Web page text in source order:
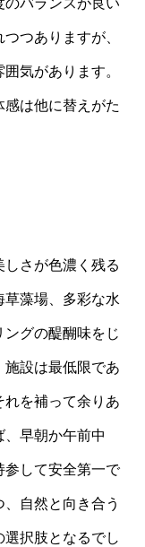
つありますが、
気があります。
感は他に替えがた
さが色濃く残る
草藻場、多彩な水
グの醍醐味をじ
施設は最低限であ
れを補って余りあ
早朝か午前中
参して安全第一で
自然と向き合う
択肢となるでし